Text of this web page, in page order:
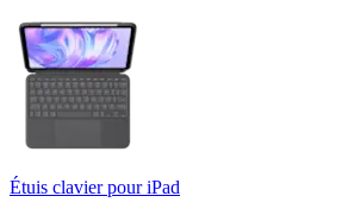
Étuis clavier pour iPad